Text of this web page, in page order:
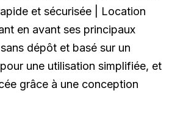
et sécurisée | Location
en avant ses principaux
dépôt et basé sur un
une utilisation simplifiée, et
grâce à une conception